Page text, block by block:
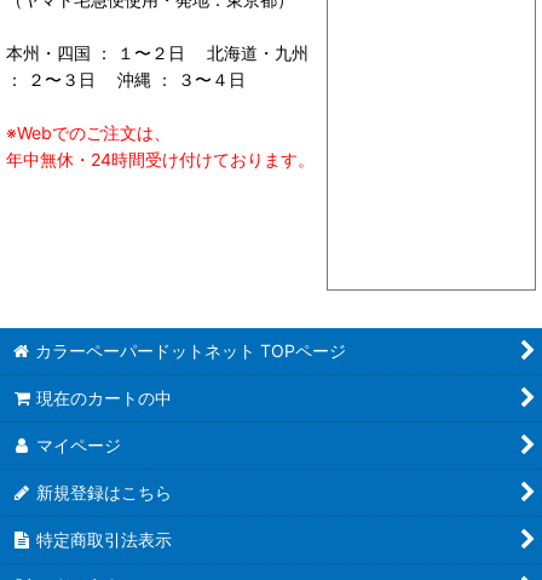
本州・四国 ： １〜２日 北海道・九州
： ２〜３日 沖縄 ： ３〜４日
※Webでのご注文は、
年中無休・24時間受け付けております。
カラーペーパードットネット TOPページ
現在のカートの中
マイページ
新規登録はこちら
特定商取引法表示